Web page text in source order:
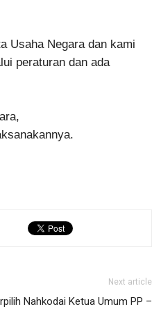
Usaha Negara dan kami
peraturan dan ada
Next article
Nahkodai Ketua Umum PP –